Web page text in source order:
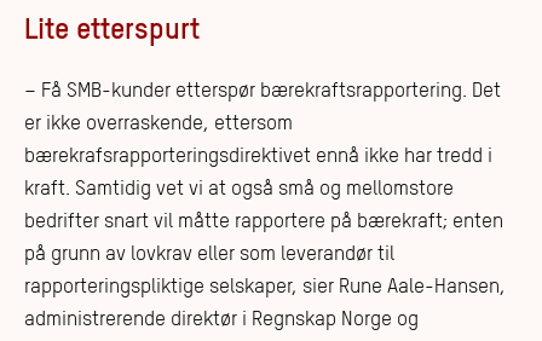
Lite etterspurt
– Få SMB-kunder etterspør bærekraftsrapportering. Det
er ikke overraskende, ettersom
bærekrafsrapporteringsdirektivet ennå ikke har tredd i
kraft. Samtidig vet vi at også små og mellomstore
bedrifter snart vil måtte rapportere på bærekraft; enten
på grunn av lovkrav eller som leverandør til
rapporteringspliktige selskaper, sier Rune Aale-Hansen,
administrerende direktør i Regnskap Norge og